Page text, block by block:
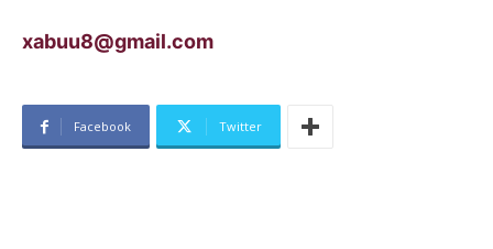
xabuu8@gmail.com
Facebook Twitter